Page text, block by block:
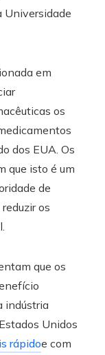
Universidade
em
os
dos EUA. Os
que isto é um
de
os
que os
indústria
Unidos
rápidoe com